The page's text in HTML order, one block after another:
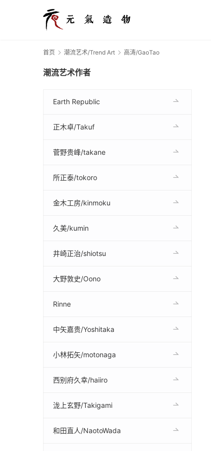
首页 潮流艺术/Trend Art 高涛/GaoTao
潮流艺术作者
Earth Republic
正木卓/Takuf
菅野贵峰/takane
所正泰/tokoro
金木工房/kinmoku
久美/kumin
井崎正治/shiotsu
大野敦史/Oono
Rinne
中矢嘉贵/Yoshitaka
小林拓矢/motonaga
西别府久幸/haiiro
泷上玄野/Takigami
和田直人/NaotoWada